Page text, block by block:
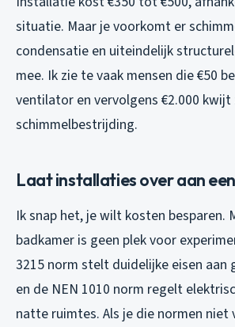
situatie. Maar je voorkomt er
condensatie en uiteindelijk
mee. Ik zie te vaak mensen die €50
ventilator en vervolgens €2.000 kwijt
schimmelbestrijding.
Laat installaties over aan
Ik snap het, je wilt kosten besparen.
badkamer is geen plek voor
3215 norm stelt duidelijke eisen aan
en de NEN 1010 norm regelt
natte ruimtes. Als je die normen